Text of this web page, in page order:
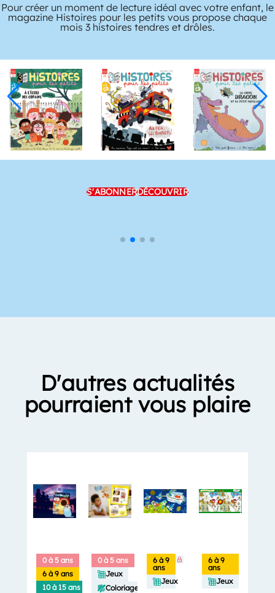
Pour créer un moment de lecture idéal avec votre enfant, le
magazine Histoires pour les petits vous propose chaque
mois 3 histoires tendres et drôles.
S'ABONNERDÉCOUVRIR
D'autres actualités
pourraient vous plaire
0 à 5 ans
6 à 9 ans
10 à 15 ans
0 à 5 ans
Jeux
Coloriages
6 à 9
ans
Jeux
6 à 9
ans
Jeux